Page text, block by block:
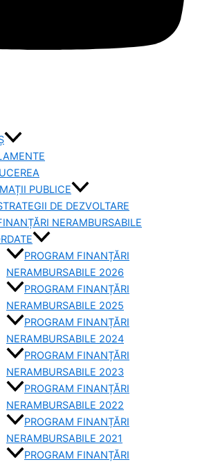
PUBLICE
DE DEZVOLTARE
NERAMBURSABILE
PROGRAM FINANȚĂRI
NERAMBURSABILE 2026
PROGRAM FINANȚĂRI
NERAMBURSABILE 2025
PROGRAM FINANȚĂRI
NERAMBURSABILE 2024
PROGRAM FINANȚĂRI
NERAMBURSABILE 2023
PROGRAM FINANȚĂRI
NERAMBURSABILE 2022
PROGRAM FINANȚĂRI
NERAMBURSABILE 2021
PROGRAM FINANȚĂRI